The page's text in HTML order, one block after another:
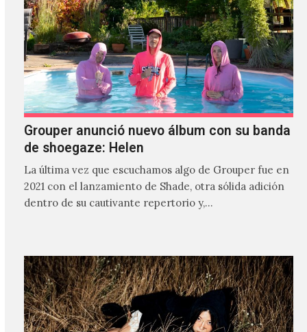
Grouper anunció nuevo álbum con su banda
de shoegaze: Helen
La última vez que escuchamos algo de Grouper fue en
2021 con el lanzamiento de Shade, otra sólida adición
dentro de su cautivante repertorio y,…